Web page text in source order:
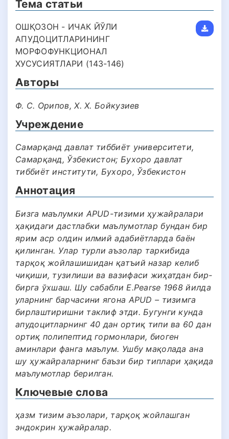
Тема статьи
ОШҚОЗОН - ИЧАК ЙЎЛИ
АПУДОЦИТЛАРИНИНГ
МОРФОФУНКЦИОНАЛ
ХУСУСИЯТЛАРИ (143-146)
Авторы
Ф. С. Орипов, Х. Х. Бойкузиев
Учреждение
Самарқанд давлат тиббиёт университети,
Самарқанд, Ўзбекистон; Бухоро давлат
тиббиёт институти, Бухоро, Ўзбекистон
Аннотация
Бизга маълумки APUD-тизими ҳужайралари
ҳақидаги дастлабки маълумотлар бундан бир
ярим аср олдин илмий адабиётларда баён
қилинган. Улар турли аъзолар таркибида
тарқоқ жойлашишидан қатъий назар келиб
чиқиши, тузилиши ва вазифаси жиҳатдан бир-
бирга ўхшаш. Шу сабабли E.Pearse 1968 йилда
уларнинг барчасини ягона APUD – тизимга
бирлаштиришни таклиф этди. Бугунги кунда
апудоцитларнинг 40 дан ортиқ типи ва 60 дан
ортиқ полипептид гормонлари, биоген
аминлари фанга маълум. Ушбу мақолада ана
шу ҳужайраларнинг баъзи бир типлари ҳақида
маълумотлар берилган.
Ключевые слова
ҳазм тизим аъзолари, тарқоқ жойлашган
эндокрин ҳужайралар.